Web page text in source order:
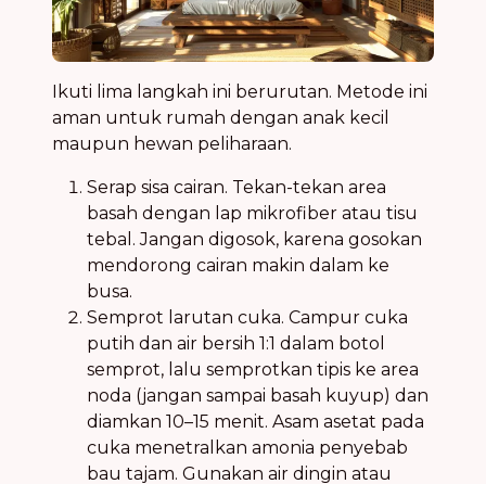
Ikuti lima langkah ini berurutan. Metode ini
aman untuk rumah dengan anak kecil
maupun hewan peliharaan.
Serap sisa cairan. Tekan-tekan area
basah dengan lap mikrofiber atau tisu
tebal. Jangan digosok, karena gosokan
mendorong cairan makin dalam ke
busa.
Semprot larutan cuka. Campur cuka
putih dan air bersih 1:1 dalam botol
semprot, lalu semprotkan tipis ke area
noda (jangan sampai basah kuyup) dan
diamkan 10–15 menit. Asam asetat pada
cuka menetralkan amonia penyebab
bau tajam. Gunakan air dingin atau